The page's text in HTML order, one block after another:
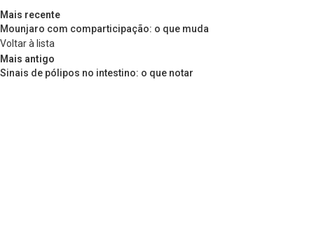
Mais recente
Mounjaro com comparticipação: o que muda
Voltar à lista
Mais antigo
Sinais de pólipos no intestino: o que notar